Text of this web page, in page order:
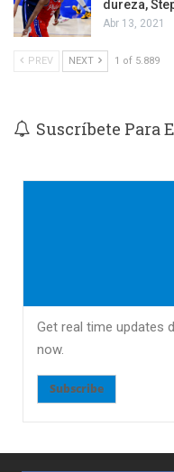
dureza,
Abr 13, 2021
PREV NEXT 1 of 5.889
Suscríbete Para
Get real time updates
now.
Subscribe